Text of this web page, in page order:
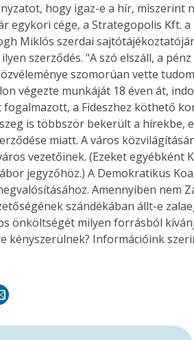
hogy igaz-e a hír, miszerint
egykori cége, a Strategopolis Kft.
Miklós szerdai
szerződés. "A szó elszáll, a
szomorúan vette
végezte munkáját 18 éven át,
a Fideszhez köthető
is többször bekerült a hírekbe,
miatt. A város
vezetőinek. (Ezeket egyébként
jegyzőhöz.) A Demokratikus
Amennyiben nem
szándékában állt-e
önköltségét milyen forrásból
kényszerülnek? Információink